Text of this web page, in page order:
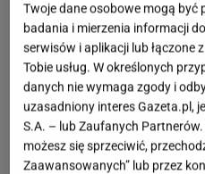
Twoje dane osobowe mogą być
badania i mierzenia informacji
serwisów i aplikacji lub łączone
Tobie usług. W określonych
danych nie wymaga zgody i
uzasadniony interes Gazeta.pl,
S.A. – lub Zaufanych
możesz się sprzeciwić,
Zaawansowanych” lub przez